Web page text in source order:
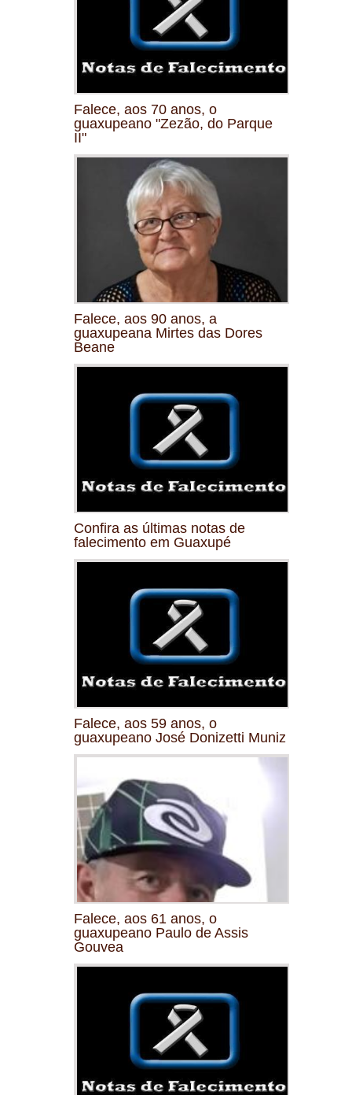
Falece, aos 70 anos, o
guaxupeano "Zezão, do Parque
II"
Falece, aos 90 anos, a
guaxupeana Mirtes das Dores
Beane
Confira as últimas notas de
falecimento em Guaxupé
Falece, aos 59 anos, o
guaxupeano José Donizetti Muniz
Falece, aos 61 anos, o
guaxupeano Paulo de Assis
Gouvea